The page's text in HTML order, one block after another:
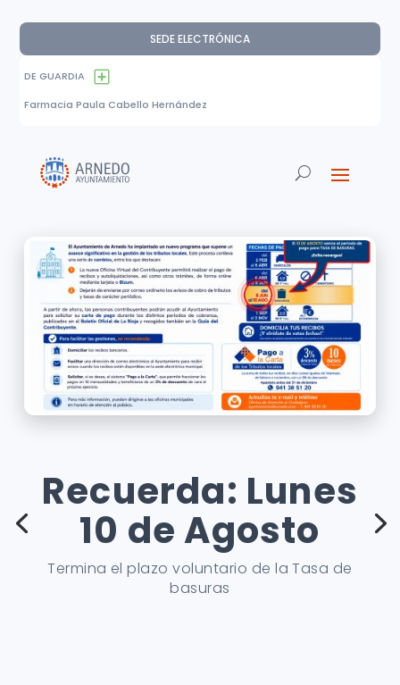
SEDE ELECTRÓNICA
DE GUARDIA
Farmacia Paula Cabello Hernández
Recuerda: Lunes
10 de Agosto
Termina el plazo voluntario de la Tasa de
basuras